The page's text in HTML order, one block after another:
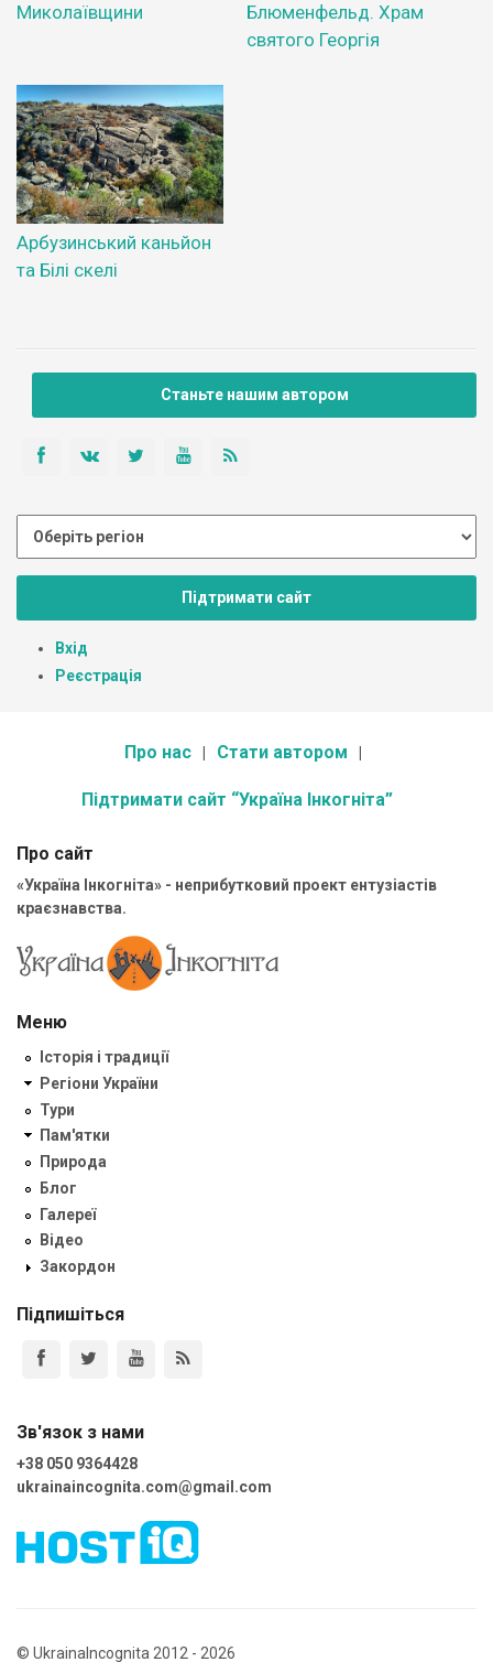
Миколаївщини
Блюменфельд. Храм
святого Георгія
Арбузинський каньйон
та Білі скелі
Станьте нашим автором
Підтримати сайт
Вхід
Реєстрація
Про нас Стати автором
Підтримати сайт “Україна Інкогніта”
Про сайт
«Україна Інкогніта» - неприбутковий проект ентузіастів
краєзнавства.
Меню
Історія і традиції
Регіони України
Тури
Пам'ятки
Природа
Блог
Галереї
Відео
Закордон
Підпишіться
Зв'язок з нами
+38 050 9364428
ukrainaincognita.com@gmail.com
© UkrainaIncognita 2012 - 2026